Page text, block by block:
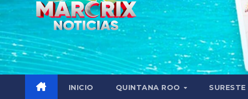
INICIO QUINTANA ROO SURESTE